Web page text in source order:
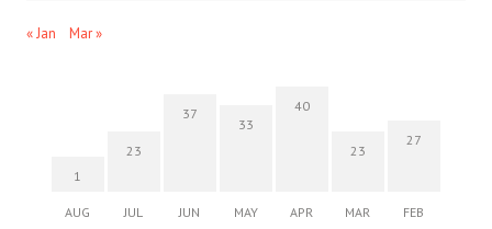
« Jan Mar »
1
AUG
23
JUL
37
JUN
33
MAY
40
APR
23
MAR
27
FEB